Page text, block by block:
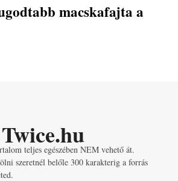
macskafajta a
Twice.hu
teljes egészében NEM vehető át.
szeretnél belőle 300 karakterig a forrás